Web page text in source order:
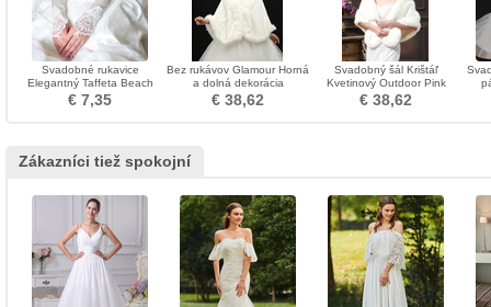
Svadobné rukavice
Elegantný Taffeta Beach
Apply Winter
€ 7,35
Bez rukávov Glamour Horná
a dolná dekorácia
svadobných šiat
€ 38,62
Svadobný šál Krištáľ
Kvetinový Outdoor Pink
Chic Zima
€ 38,62
Zákazníci tiež spokojní